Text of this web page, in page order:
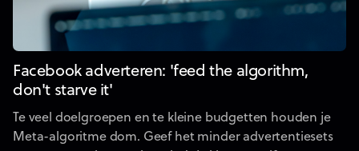
Facebook adverteren: 'feed the algorithm,
don't starve it'
Te veel doelgroepen en te kleine budgetten houden je
Meta-algoritme dom. Geef het minder advertentiesets